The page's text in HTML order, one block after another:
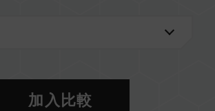
技術 – 有效監控硬碟狀態
加入比較